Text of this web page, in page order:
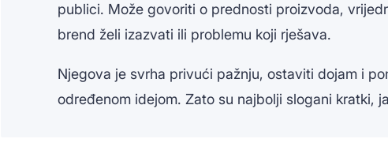
publici. Može govoriti o prednosti proizvoda,
brend želi izazvati ili problemu koji rješava.
Njegova je svrha privući pažnju, ostaviti dojam i
određenom idejom. Zato su najbolji slogani kratki,